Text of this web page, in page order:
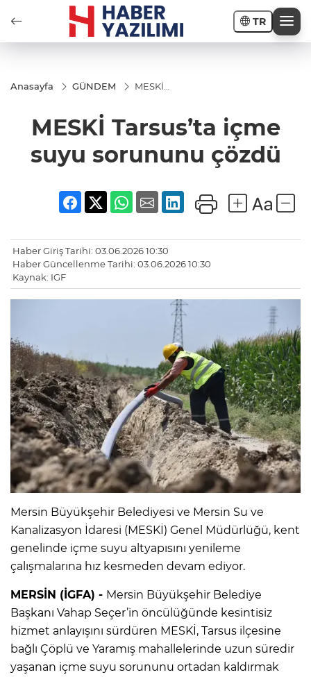
TR
Anasayfa GÜNDEM
MESKİ
sorununu
MESKİ Tarsus’ta içme
suyu sorununu çözdü
Haber Giriş Tarihi: 03.06.2026 10:30
Haber Güncellenme Tarihi: 03.06.2026 10:30
Kaynak: IGF
Mersin Büyükşehir Belediyesi ve Mersin Su ve
Kanalizasyon İdaresi (MESKİ) Genel Müdürlüğü, kent
genelinde içme suyu altyapısını yenileme
çalışmalarına hız kesmeden devam ediyor.
MERSİN (İGFA) - Mersin Büyükşehir Belediye
Başkanı Vahap Seçer’in öncülüğünde kesintisiz
hizmet anlayışını sürdüren MESKİ, Tarsus ilçesine
bağlı Çöplü ve Yaramış mahallelerinde uzun süredir
yaşanan içme suyu sorununu ortadan kaldırmak